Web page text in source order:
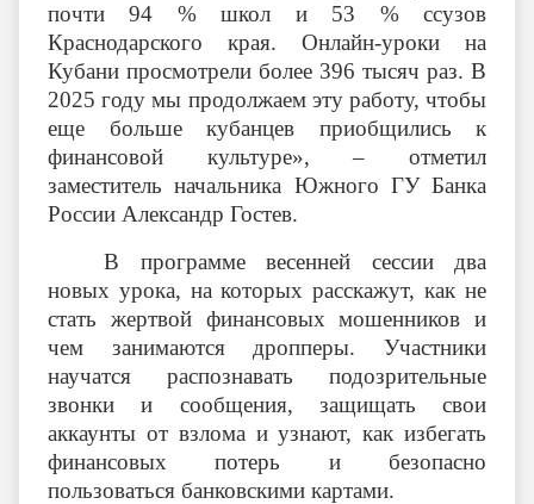
почти 94 % школ и 53 % ссузов
Краснодарского края. Онлайн-уроки на
Кубани просмотрели более 396 тысяч раз. В
2025 году мы продолжаем эту работу, чтобы
еще больше кубанцев приобщились к
финансовой культуре», – отметил
заместитель начальника Южного ГУ Банка
России Александр Гостев.
В программе весенней сессии два
новых урока, на которых расскажут, как не
стать жертвой финансовых мошенников и
чем занимаются дропперы. Участники
научатся распознавать подозрительные
звонки и сообщения, защищать свои
аккаунты от взлома и узнают, как избегать
финансовых потерь и безопасно
пользоваться банковскими картами.